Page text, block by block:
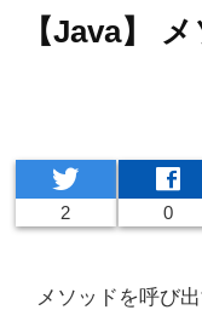
【Java】
twitter
2
facebook
0
メソッドを呼び